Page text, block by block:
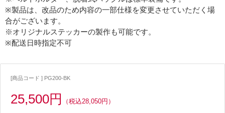
※製品は、改品のため内容の一部仕様を変更させていただく場
合がございます。
※オリジナルステッカーの製作も可能です。
※配送日時指定不可
[商品コード ] PG200-BK
25,500円 （税込28,050円）